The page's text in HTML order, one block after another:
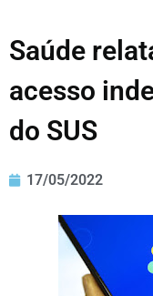
Saúde
acesso
do SUS
17/05/2022